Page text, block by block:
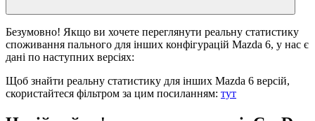
Безумовно! Якщо ви хочете переглянути реальну статистику
споживання пального для інших конфігурацій Mazda 6, у нас є
дані по наступних версіях:
Щоб знайти реальну статистику для інших Mazda 6 версій,
скористайтеся фільтром за цим посиланням: тут